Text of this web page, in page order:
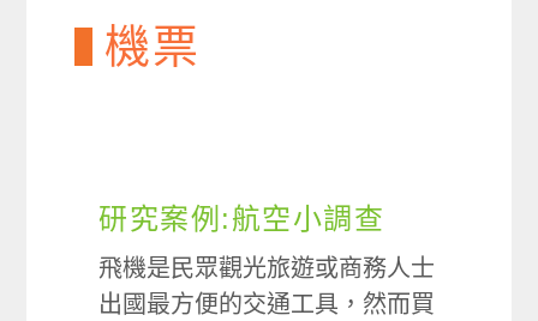
機票
研究案例:航空小調查
飛機是民眾觀光旅遊或商務人士
出國最方便的交通工具，然而買